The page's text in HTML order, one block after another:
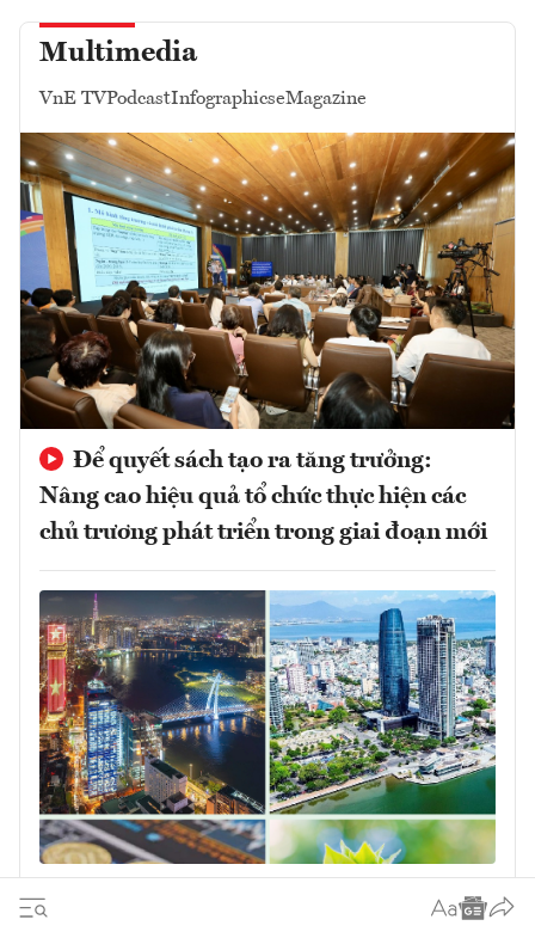
Multimedia
VnE TVPodcastInfographicseMagazine
Để quyết sách tạo ra tăng trưởng:
Nâng cao hiệu quả tổ chức thực hiện các
chủ trương phát triển trong giai đoạn mới
Quyết sách đúng phải được chuyển hóa